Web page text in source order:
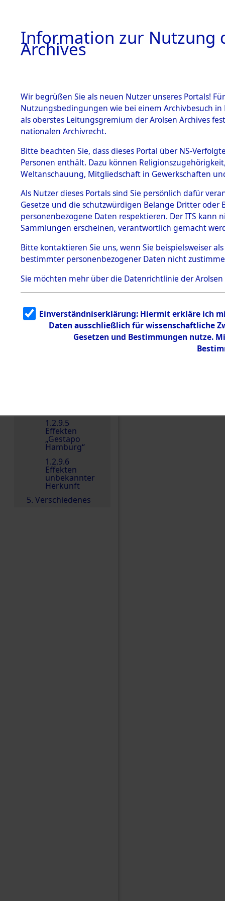
BESTÄNDE
1.
Inhaftierungsdoku
mente
1.2.9 Beim ITS
Effekten
1.2.9.1
Effekten aus
dem KZ
Dachau
1.2.9.2
Effekten aus
dem KZ
Bayerisches
Dokument
e
1.2.9.5
Effekten
„Gestapo
Hamburg“
1.2.9.6
Effekten
unbekannter
Herkunft
5. Verschiedenes
0018
Information zur Nutzung
Archives
Wir begrüßen Sie als neuen Nutzer unseres Portals!
Nutzungsbedingungen wie bei einem Archivbesuch
als oberstes Leitungsgremium der Arolsen Archives
nationalen Archivrecht.
Bitte beachten Sie, dass dieses Portal über NS-
Personen enthält. Dazu können
Weltanschauung, Mitgliedschaft in Gewerkschaften
Als Nutzer dieses Portals sind Sie persönlich dafür
Gesetze und die schutzwürdigen Belange Dritter
personenbezogene Daten respektieren. Der ITS
Sammlungen erscheinen, verantwortlich gemacht
Bitte kontaktieren Sie uns, wenn Sie beispielsweiser
bestimmter personenbezogener Daten nicht
Sie möchten mehr über die Datenrichtlinie der Arolsen
Einverständniserklärung: Hiermit erkläre ich
Daten ausschließlich für wissenschaftliche
Gesetzen und Bestimmungen nutze.